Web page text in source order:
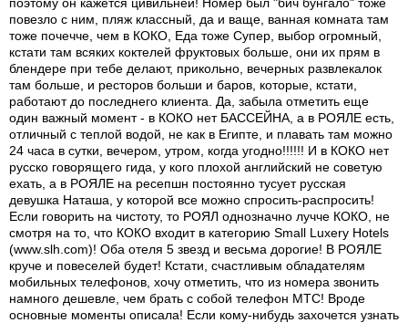
повезло с ним, пляж классный, да и ваще, ванная комната там
тоже почечче, чем в КОКО, Еда тоже Супер, выбор огромный,
кстати там всяких коктелей фруктовых больше, они их прям в
блендере при тебе делают, прикольно, вечерных развлекалок
там больше, и ресторов больши и баров, которые, кстати,
работают до последнего клиента. Да, забыла отметить еще
один важный момент - в КОКО нет БАССЕЙНА, а в РОЯЛЕ есть,
отличный с теплой водой, не как в Египте, и плавать там можно
24 часа в сутки, вечером, утром, когда угодно!!!!!! И в КОКО нет
русско говорящего гида, у кого плохой английский не советую
ехать, а в РОЯЛЕ на ресепшн постоянно тусует русская
девушка Наташа, у которой все можно спросить-распросить!
Если говорить на чистоту, то РОЯЛ однозначно лучче КОКО, не
смотря на то, что КОКО входит в категорию Small Luxery Hotels
(www.slh.com)! Оба отеля 5 звезд и весьма дорогие! В РОЯЛЕ
круче и повеселей будет! Кстати, счастливым обладателям
мобильных телефонов, хочу отметить, что из номера звонить
намного дешевле, чем брать с собой телефон МТС! Вроде
основные моменты описала! Если кому-нибудь захочется узнать